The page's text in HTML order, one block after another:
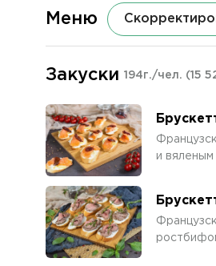
Меню
Закуски 194г./чел. (15
и